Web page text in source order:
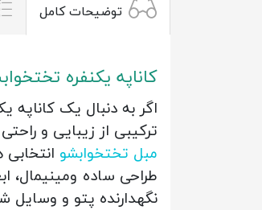
توضیحات کامل
کاناپه یکنفره
اگر به دنبال یک
ترکیبی از زیبایی و
مبل تختخوابشو
طراحی ساده ومینیمال،
نگهدارنده پتو و وسایل